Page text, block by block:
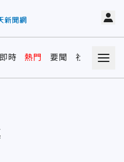
即時 熱門 要聞 社會 娛樂